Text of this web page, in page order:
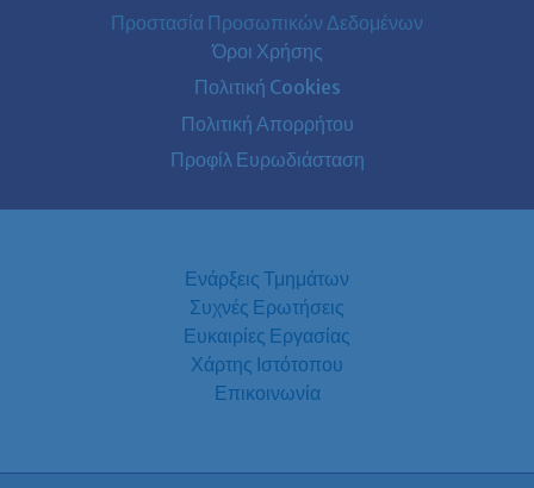
Προστασία Προσωπικών Δεδομένων
Όροι Χρήσης
Πολιτική Cookies
Πολιτική Απορρήτου
Προφίλ Ευρωδιάσταση
Ενάρξεις Τμημάτων
Συχνές Ερωτήσεις
Ευκαιρίες Εργασίας
Χάρτης Ιστότοπου
Επικοινωνία